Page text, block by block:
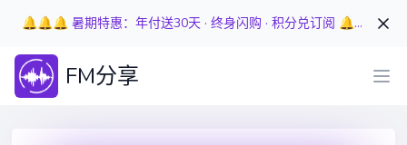
🔔🔔🔔 暑期特惠：年付送30天 · 终身闪购 · 积分兑订阅 🔔🔔🔔
FM分享